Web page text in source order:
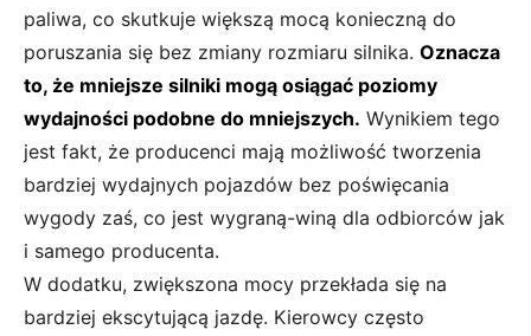
paliwa, co skutkuje większą mocą konieczną do
poruszania się bez zmiany rozmiaru silnika. Oznacza
to, że mniejsze silniki mogą osiągać poziomy
wydajności podobne do mniejszych. Wynikiem tego
jest fakt, że producenci mają możliwość tworzenia
bardziej wydajnych pojazdów bez poświęcania
wygody zaś, co jest wygraną-winą dla odbiorców jak
i samego producenta.
W dodatku, zwiększona mocy przekłada się na
bardziej ekscytującą jazdę. Kierowcy często